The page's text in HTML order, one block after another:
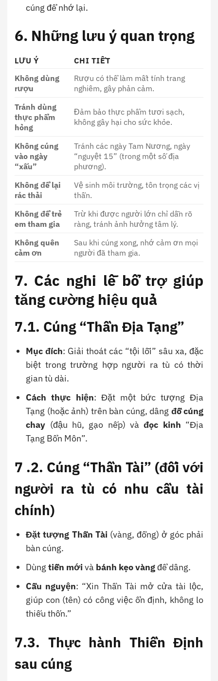
cúng để nhớ lại.
6. Những lưu ý quan trọng
LƯU Ý
CHI TIẾT
Không dùng
rượu
Rượu có thể làm mất tính trang
nghiêm, gây phản cảm.
Tránh dùng
thực phẩm
hỏng
Đảm bảo thực phẩm tươi sạch,
không gây hại cho sức khỏe.
Không cúng
vào ngày
“xấu”
Tránh các ngày Tam Nương, ngày
“nguyệt 15” (trong một số địa
phương).
Không để lại
rác thải
Vệ sinh môi trường, tôn trọng các vị
thần.
Không để trẻ
em tham gia
Trừ khi được người lớn chỉ dẫn rõ
ràng, tránh ảnh hưởng tâm lý.
Không quên
cảm ơn
Sau khi cúng xong, nhớ cảm ơn mọi
người đã tham gia.
7. Các nghi lễ bổ trợ giúp
tăng cường hiệu quả
7.1. Cúng “Thần Địa Tạng”
Mục đích: Giải thoát các “tội lỗi” sâu xa, đặc
biệt trong trường hợp người ra tù có thời
gian tù dài.
Cách thực hiện: Đặt một bức tượng Địa
Tạng (hoặc ảnh) trên bàn cúng, dâng đồ cúng
chay (đậu hũ, gạo nếp) vàđọc kinh “Địa
Tạng Bổn Môn”.
7 .2. Cúng “Thần Tài” (đối với
người ra tù có nhu cầu tài
chính)
Đặt tượng Thần Tài (vàng, đồng) ở góc phải
bàn cúng.
Dùngtiền mới và bánh kẹo vàngđể dâng.
Cầu nguyện: “Xin Thần Tài mở cửa tài lộc,
giúp con (tên) có công việc ổn định, không lo
thiếu thốn.”
7.3. Thực hành Thiền Định
sau cúng